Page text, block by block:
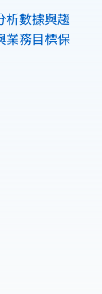
析數據與趨
業務目標保